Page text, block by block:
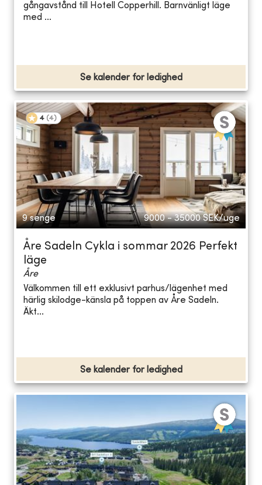
gångavstånd till Hotell Copperhill. Barnvänligt läge
med ...
Se kalender for ledighed
4 (4)
9 senge 9000 - 35000 SEK/uge
Åre Sadeln Cykla i sommar 2026 Perfekt
läge
Åre
Välkommen till ett exklusivt parhus/lägenhet med
härlig skilodge-känsla på toppen av Åre Sadeln.
Äkt...
Se kalender for ledighed